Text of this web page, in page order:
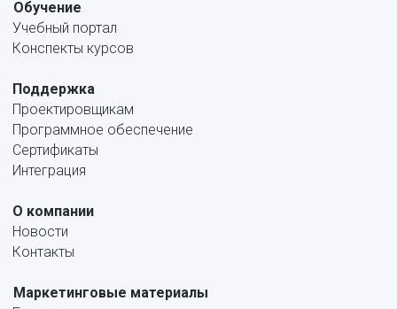
Обучение
Учебный портал
Конспекты курсов
Поддержка
Проектировщикам
Программное обеспечение
Сертификаты
Интеграция
О компании
Новости
Контакты
Маркетинговые материалы